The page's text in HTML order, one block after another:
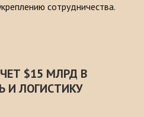
сотрудничества.
$15 МЛРД В
И ЛОГИСТИКУ